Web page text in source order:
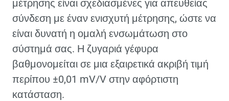
μέτρησης είναι σχεδιασμένες για απευθείας
σύνδεση με έναν ενισχυτή μέτρησης, ώστε να
είναι δυνατή η ομαλή ενσωμάτωση στο
σύστημά σας. Η ζυγαριά γέφυρα
βαθμονομείται σε μια εξαιρετικά ακριβή τιμή
περίπου ±0,01 mV/V στην αφόρτιστη
κατάσταση.